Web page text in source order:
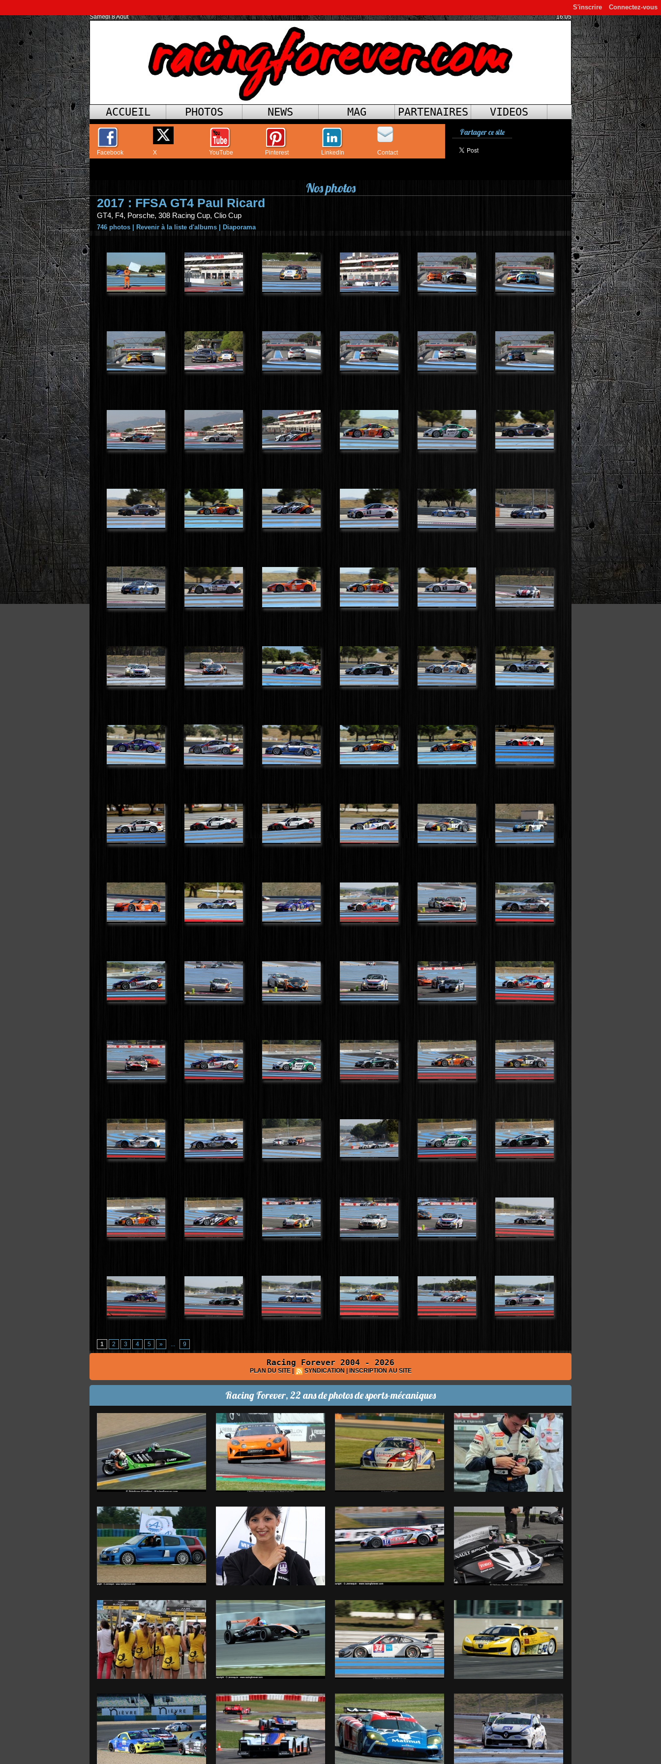
Connectez-vous
S'inscrire
Samedi 8 Août 16:05
ACCUEIL PHOTOS NEWS MAG PARTENAIRES VIDEOS
Facebook X YouTube Pinterest LinkedIn Contact
Partager ce site
Nos photos
2017 : FFSA GT4 Paul Ricard
GT4, F4, Porsche, 308 Racing Cup, Clio Cup
746 photos Revenir à la liste d'albums Diaporama
1 2 3 4 5 » ... 9
Racing Forever 2004 - 2026
PLAN DU SITE | SYNDICATION | INSCRIPTION AU SITE
Racing Forever, 22 ans de photos de sports-mécaniques